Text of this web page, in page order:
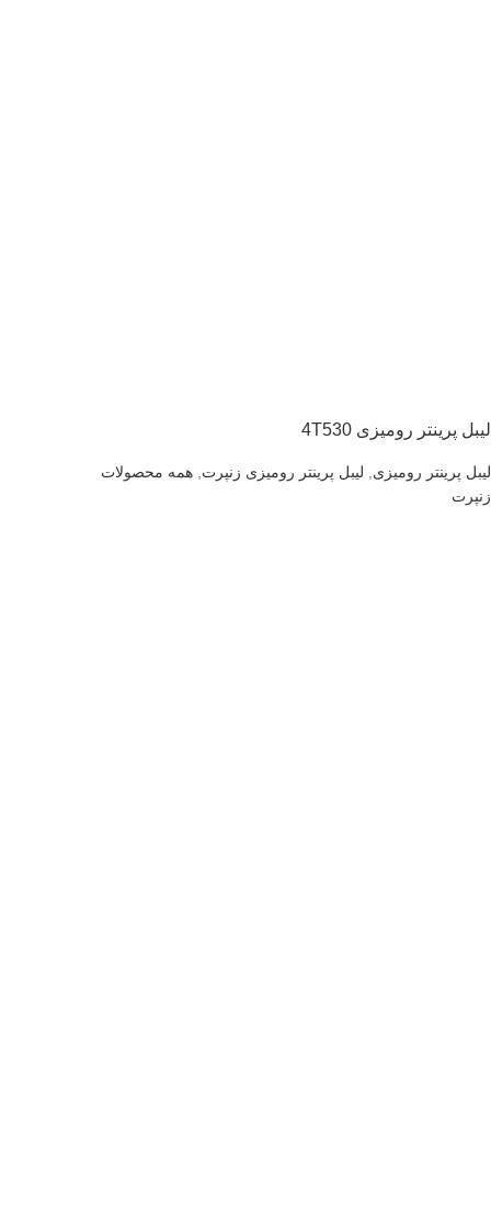
لیبل پرینتر رومیزی 4T530
لیبل پرینتر رومیزی لیبل پرینتر رومیزی زنپرت همه محصولات
زنپرت